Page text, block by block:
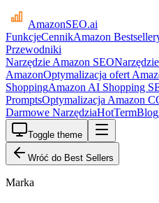
AmazonSEO.ai
FunkcjeCennikAmazon
Przewodniki
Narzędzie Amazon SEO
AmazonOptymalizacja ofert
ShoppingAmazon AI Shopping
PromptsOptymalizacja Amazon
Darmowe NarzędziaHotTermBlog
Toggle theme
Wróć do Best Sellers
Marka